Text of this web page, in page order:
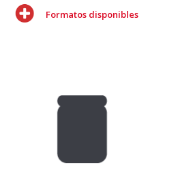
Formatos disponibles